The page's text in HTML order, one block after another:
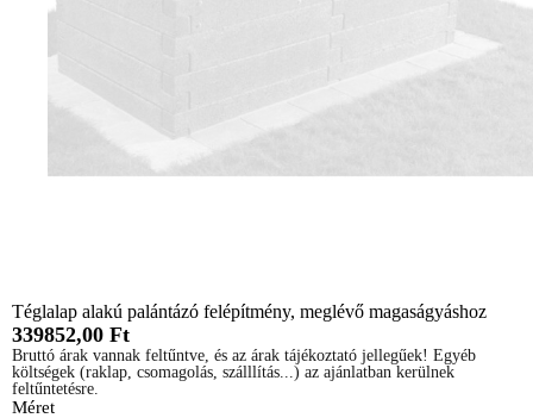
Téglalap alakú palántázó felépítmény, meglévő magaságyáshoz
339852,00 Ft
Bruttó árak vannak feltűntve, és az árak tájékoztató jellegűek! Egyéb
költségek (raklap, csomagolás, szálllítás...) az ajánlatban kerülnek
feltűntetésre.
Méret